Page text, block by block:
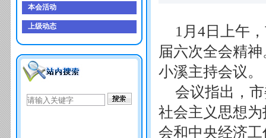
本会活动
上级动态
1月4日上午
届六次全会精
小溪主持会议。
会议指出，
社会主义思想
会和中央经济